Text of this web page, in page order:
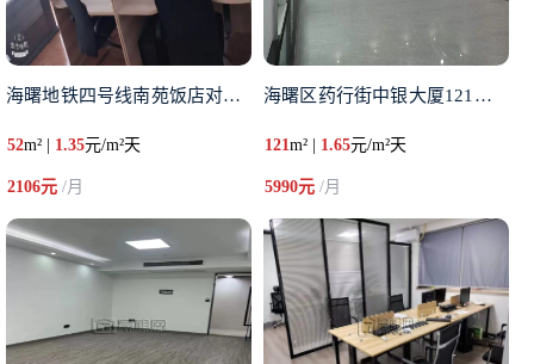
海曙地铁四号线南苑饭店对面长春
52m² | 1.35元/m²天
2106元 /月
海曙区药行街中银大厦121平米
121m² | 1.65元/m²天
5990元/月